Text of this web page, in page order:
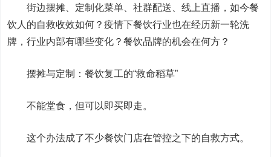
街边摆摊、定制化菜单、社群配送、线上直播，如今餐
饮人的自救收效如何？疫情下餐饮行业也在经历新一轮洗
牌，行业内部有哪些变化？餐饮品牌的机会在何方？
摆摊与定制：餐饮复工的“救命稻草”
不能堂食，但可以即买即走。
这个办法成了不少餐饮门店在管控之下的自救方式。